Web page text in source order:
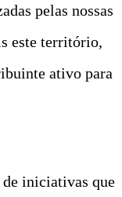
pelas nossas
este território,
ativo para
de iniciativas que